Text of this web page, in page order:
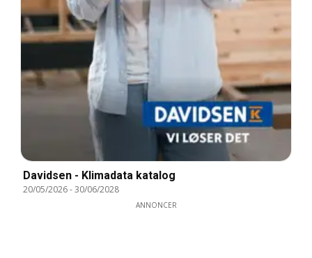
Davidsen - Klimadata katalog
20/05/2026-30/06/2028
ANNONCER